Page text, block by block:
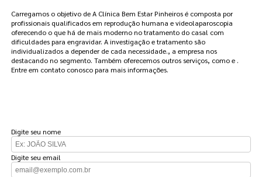
Carregamos o objetivo de A Clínica Bem Estar Pinheiros é composta por
profissionais qualificados em reprodução humana e videolaparoscopia
oferecendo o que há de mais moderno no tratamento do casal com
dificuldades para engravidar. A investigação e tratamento são
individualizados a depender de cada necessidade., a empresa nos
destacando no segmento. Também oferecemos outros serviços, como e .
Entre em contato conosco para mais informações.
Digite seu nome
Digite seu email